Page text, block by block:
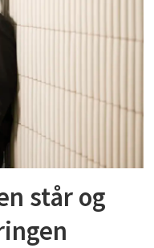
står og